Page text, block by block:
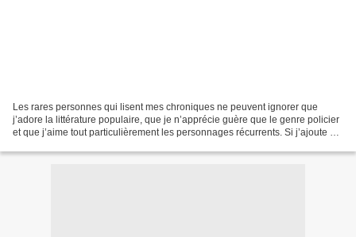
Les rares personnes qui lisent mes chroniques ne peuvent ignorer que
j’adore la littérature populaire, que je n’apprécie guère que le genre policier
et que j’aime tout particulièrement les personnages récurrents. Si j’ajoute à